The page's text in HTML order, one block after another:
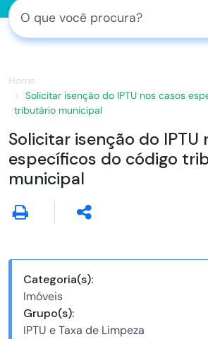
Home
Solicitar isenção do IPTU nos casos
tributário municipal
Solicitar isenção do IPTU
específicos do código
municipal
Categoria(s):
Imóveis
Grupo(s):
IPTU e Taxa de Limpeza